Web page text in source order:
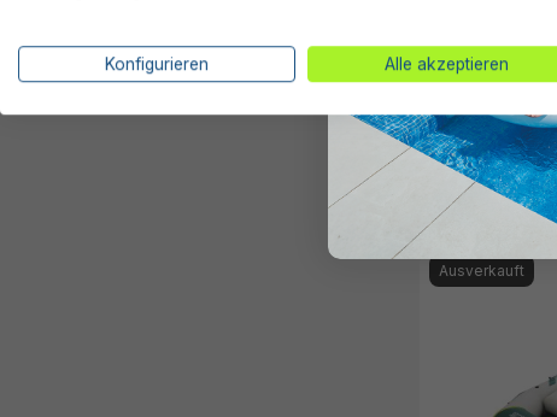
Hydro-Force™
Voyager™ X4
139,95 €*
Ausverkauft
Konfigurieren Alle akzeptieren